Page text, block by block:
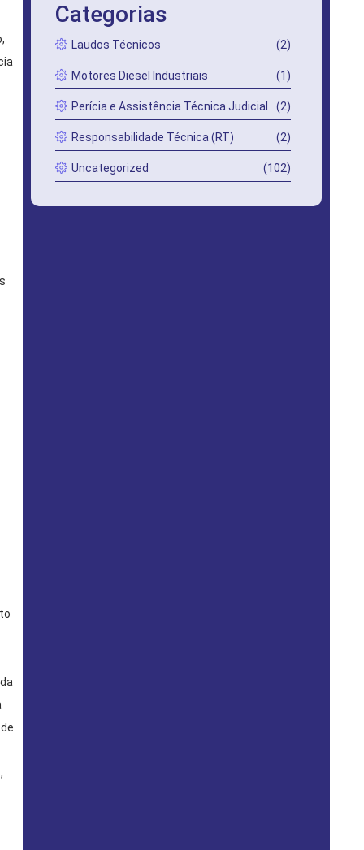
Categorias
Laudos Técnicos (2)
Motores Diesel Industriais (1)
Perícia e Assistência Técnica Judicial (2)
Responsabilidade Técnica (RT) (2)
Uncategorized (102)